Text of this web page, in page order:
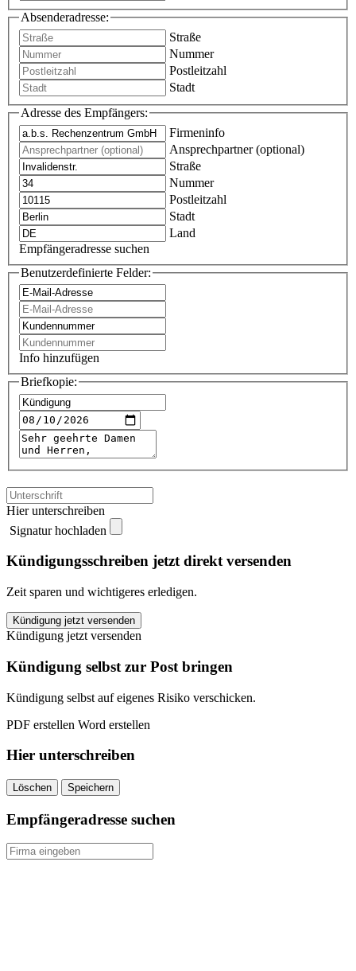
Absenderadresse:
Straße
Nummer
Postleitzahl
Stadt
Adresse des Empfängers:
Firmeninfo
Ansprechpartner (optional)
Straße
Nummer
Postleitzahl
Stadt
Land
Empfängeradresse suchen
Benutzerdefinierte Felder:
Info hinzufügen
Briefkopie:
Hier unterschreiben
Signatur hochladen
Kündigungsschreiben jetzt direkt versenden
Zeit sparen und wichtigeres erledigen.
abs
Rechenzentrum
kündigen
quantity
Kündigung jetzt versenden
Kündigung jetzt versenden
Kündigung selbst zur Post bringen
Kündigung selbst auf eigenes Risiko verschicken.
PDF erstellen Word erstellen
Hier unterschreiben
Löschen Speichern
Empfängeradresse suchen